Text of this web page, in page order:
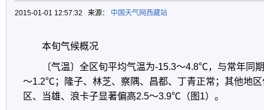
2015-01-01 12:57:32 来源： 中国天气网西藏站
本旬气候概况
〔气温〕全区旬平均气温为-15.3～4.8℃，与常年同
～1.2℃；隆子、林芝、察隅、昌都、丁青正常；其他地
区、当雄、浪卡子显著偏高2.5～3.9℃（图1）。